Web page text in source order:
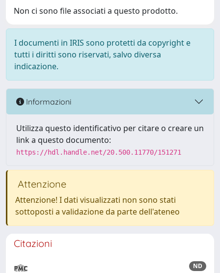
Non ci sono file associati a questo prodotto.
I documenti in IRIS sono protetti da copyright e
tutti i diritti sono riservati, salvo diversa
indicazione.
Informazioni
Utilizza questo identificativo per citare o creare un
link a questo documento:
https://hdl.handle.net/20.500.11770/151271
Attenzione
Attenzione! I dati visualizzati non sono stati
sottoposti a validazione da parte dell'ateneo
Citazioni
ND